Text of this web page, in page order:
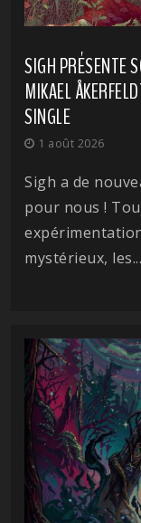
SIGH PRÉSENTE
MIKAEL
SINGLE
1 août 2026
Sigh a de
pour nous !
mystérieux, les...